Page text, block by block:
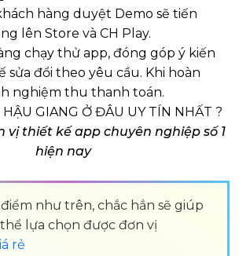
hàng duyệt Demo sẽ tiến
lên Store và CH Play.
chạy thử app, đóng góp ý kiến
sửa đổi theo yêu cầu. Khi hoàn
nghiệm thu thanh toán.
vị thiết kế app chuyên nghiệp số 1
hiện nay
như trên, chắc hẳn sẽ giúp
lựa chọn được đơn vị
rẻ